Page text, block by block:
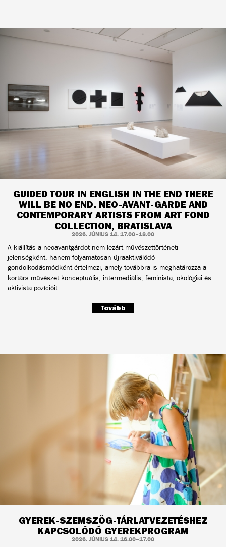
GUIDED TOUR IN ENGLISH IN THE END THERE
WILL BE NO END. NEO-AVANT-GARDE AND
CONTEMPORARY ARTISTS FROM ART FOND
COLLECTION, BRATISLAVA
2026. JÚNIUS 14. 17.00–18.00
A kiállítás a neoavantgárdot nem lezárt művészettörténeti
jelenségként, hanem folyamatosan újraaktiválódó
gondolkodásmódként értelmezi, amely továbbra is meghatározza a
kortárs művészet konceptuális, intermediális, feminista, ökológiai és
aktivista pozícióit.
Tovább
GYEREK-SZEMSZÖG-TÁRLATVEZETÉSHEZ
KAPCSOLÓDÓ GYEREKPROGRAM
2026. JÚNIUS 14. 16.00–17.00